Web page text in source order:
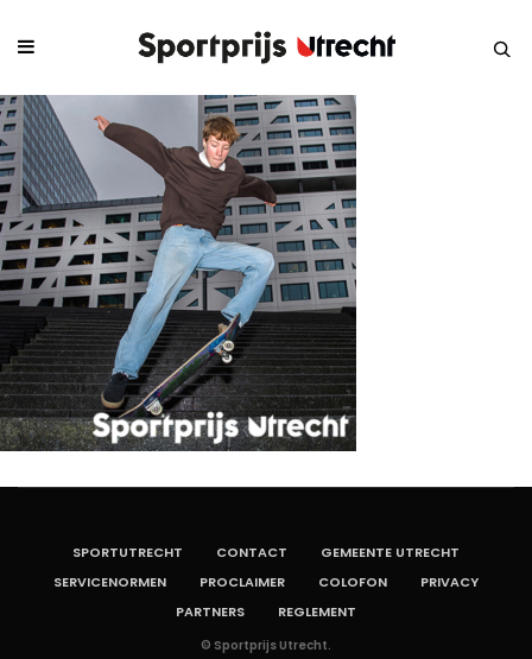
SPORTUTRECHT CONTACT
GEMEENTE UTRECHT
SERVICENORMEN
PROCLAIMER COLOFON
PRIVACY
PARTNERS
REGLEMENT
© Sportprijs Utrecht.